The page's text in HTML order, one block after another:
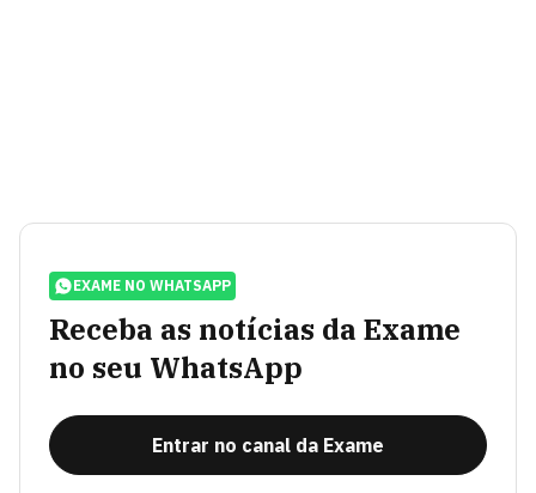
EXAME NO WHATSAPP
Receba as notícias da Exame
no seu WhatsApp
Entrar no canal da Exame